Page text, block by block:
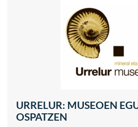
URRELUR: MUSEOEN
OSPATZEN